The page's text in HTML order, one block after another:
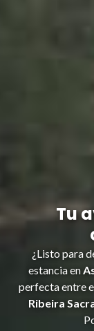
Tu
¿Listo para
estancia en
perfecta entre
Ribeira